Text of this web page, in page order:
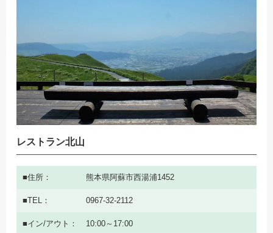
レストラン北山
住所 熊本県阿蘇市西湯浦1452
TEL 0967-32-2112
イン/アウト 10:00～17:00